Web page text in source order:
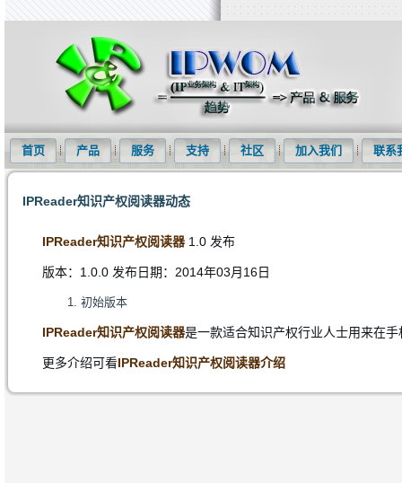
首页 产品 服务 支持 社区 加入我们 联系
IPReader知识产权阅读器动态
IPReader知识产权阅读器1.0 发布
版本：1.0.0 发布日期：2014年03月16日
初始版本
IPReader知识产权阅读器是一款适合知识产权行业人士用来在
更多介绍可看IPReader知识产权阅读器介绍